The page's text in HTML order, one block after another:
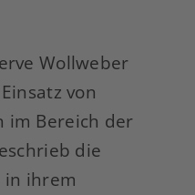
Wollweber
von
im Bereich der
die
in ihrem